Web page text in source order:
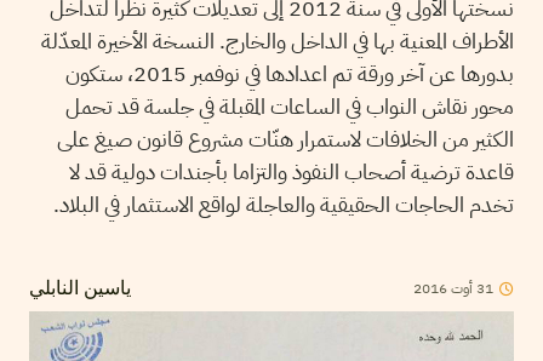
نسختها الأولى في سنة 2012 إلى تعديلات كثيرة نظرا لتداخل
الأطراف المعنية بها في الداخل والخارج. النسخة الأخيرة المعدّلة
بدورها عن آخر ورقة تم اعدادها في نوفمبر 2015، ستكون
محور نقاش النواب في الساعات المقبلة في جلسة قد تحمل
الكثير من الخلافات لاستمرار هنّات مشروع قانون صيغ على
قاعدة ترضية أصحاب النفوذ والتزاما بأجندات دولية قد لا
تخدم الحاجات الحقيقية والعاجلة لواقع الاستثمار في البلاد.
ياسين النابلي 31 أوت2016